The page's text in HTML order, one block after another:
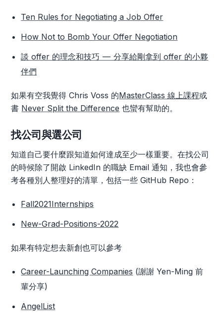
Ten Rules for Negotiating a Job Offer
How Not to Bomb Your Offer Negotiation
談 offer 的理念和技巧 — 分享給剛拿到 offer 的小夥
伴們
如果有空我覺得 Chris Voss 的MasterClass 線上課程或
書 Never Split the Difference 也蠻有幫助的。
找公司與選公司
知道自己要什麼跟知道如何達成至少一樣重要。在找公司
的時候除了開啟 LinkedIn 的職缺 Email 通知，我也會參
考各種別人整理好的清單，包括一些 GitHub Repo：
Fall2021Internships
New-Grad-Positions-2022
如果有特定想去新創也可以參考
Career-Launching Companies (謝謝 Yen-Ming 前
輩分享)
AngelList